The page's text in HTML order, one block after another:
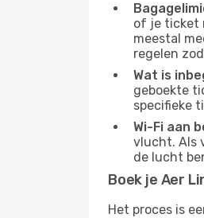
of je ticket
meestal
regelen
Wat is
geboekte
specifieke
Wi-Fi aan
vlucht. Als
de lucht
Boek je Aer
Het proces is